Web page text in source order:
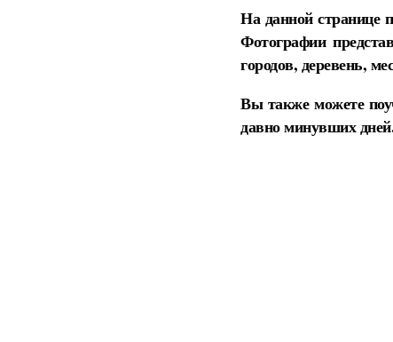
На данной странице
Фотографии
городов, деревень,
Вы также можете
давно минувших